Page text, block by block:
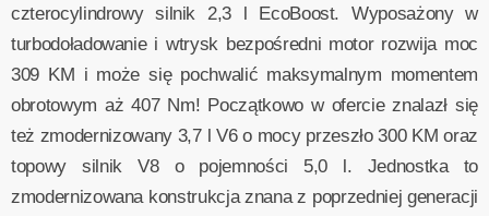
czterocylindrowy silnik 2,3 l EcoBoost. Wyposażony w
turbodoładowanie i wtrysk bezpośredni motor rozwija moc
309 KM i może się pochwalić maksymalnym momentem
obrotowym aż 407 Nm! Początkowo w ofercie znalazł się
też zmodernizowany 3,7 l V6 o mocy przeszło 300 KM oraz
topowy silnik V8 o pojemności 5,0 l. Jednostka to
zmodernizowana konstrukcja znana z poprzedniej generacji